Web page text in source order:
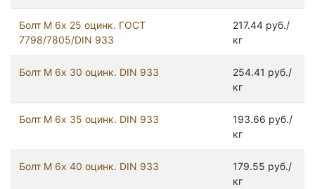
Болт М 6х 25 оцинк. ГОСТ
7798/7805/DIN 933
217.44 руб./
кг
Болт М 6х 30 оцинк. DIN 933
254.41 руб./
кг
Болт М 6х 35 оцинк. DIN 933
193.66 руб./
кг
Болт М 6х 40 оцинк. DIN 933
179.55 руб./
кг